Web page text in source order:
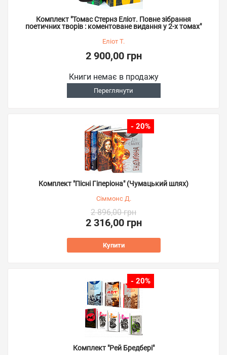
Комплект "Томас Стернз Еліот. Повне зібрання
поетичних творів : коментоване видання у 2-х томах"
Еліот Т.
2 900,00 грн
Книги немає в продажу
Переглянути
- 20%
Комплект "Пісні Гіперіона" (Чумацький шлях)
Сіммонс Д.
2 896,00 грн
2 316,00 грн
Купити
- 20%
Комплект "Рей Бредбері"